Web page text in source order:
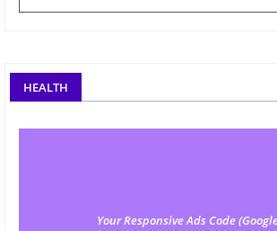
HEALTH
Your Responsive Ads Code